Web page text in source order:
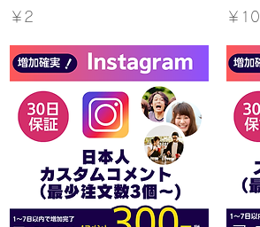
価格
￥2
価格
￥10